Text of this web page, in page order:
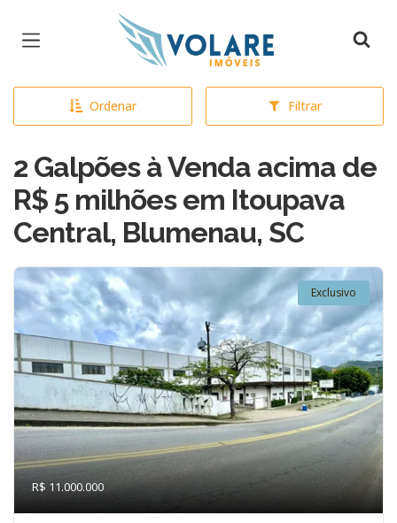
Página inicial
Ordenar Filtrar
2 Galpões à Venda acima de
R$ 5 milhões em Itoupava
Central, Blumenau, SC
Exclusivo
R$ 11.000.000